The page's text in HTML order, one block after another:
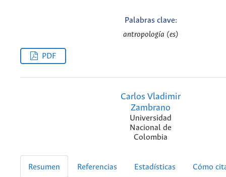
Palabras clave:
antropología (es)
PDF
Carlos Vladimir
Zambrano
Universidad
Nacional de
Colombia
Resumen Referencias Estadísticas Cómo